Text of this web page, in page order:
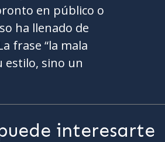
en público o
ha llenado de
frase “la mala
estilo, sino un
interesarte